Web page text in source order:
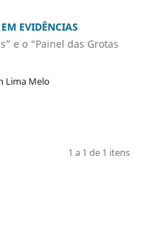
EVIDÊNCIAS
e o “Painel das Grotas
Lima Melo
1 a 1 de 1 itens